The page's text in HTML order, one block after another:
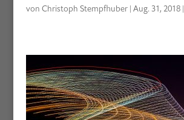
von Christoph Stempfhuber| Aug. 31, 2018|